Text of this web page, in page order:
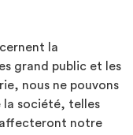
la
grand public et les
nous ne pouvons
la société, telles
notre